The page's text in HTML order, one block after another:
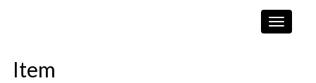
Toggle
Item